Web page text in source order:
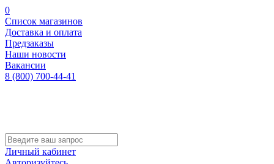
0
Список магазинов
Доставка и оплата
Предзаказы
Наши новости
Вакансии
8 (800) 700-44-41
Личный кабинет